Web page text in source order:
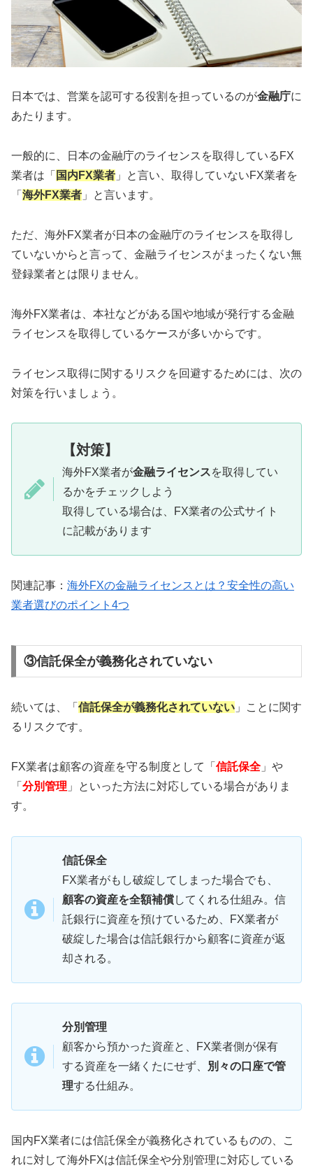
日本では、営業を認可する役割を担っているのが金融庁に
あたります。
一般的に、日本の金融庁のライセンスを取得しているFX
業者は「 国内FX業者 」と言い、取得していないFX業者を
「 海外FX業者 」と言います。
ただ、海外FX業者が日本の金融庁のライセンスを取得し
ていないからと言って、金融ライセンスがまったくない無
登録業者とは限りません。
海外FX業者は、本社などがある国や地域が発行する金融
ライセンスを取得しているケースが多いからです。
ライセンス取得に関するリスクを回避するためには、次の
対策を行いましょう。
【対策】
海外FX業者が金融ライセンスを取得してい
るかをチェックしよう
取得している場合は、FX業者の公式サイト
に記載があります
関連記事： 海外FXの金融ライセンスとは？安全性の高い
業者選びのポイント4つ
③信託保全が義務化されていない
続いては、「 信託保全が義務化されていない 」ことに関す
るリスクです。
FX業者は顧客の資産を守る制度として「 信託保全 」や
「 分別管理 」といった方法に対応している場合がありま
す。
信託保全
FX業者がもし破綻してしまった場合でも、
顧客の資産を全額補償してくれる仕組み。信
託銀行に資産を預けているため、FX業者が
破綻した場合は信託銀行から顧客に資産が返
却される。
分別管理
顧客から預かった資産と、FX業者側が保有
する資産を一緒くたにせず、 別々の口座で管
理する仕組み。
国内FX業者には信託保全が義務化されているものの、こ
れに対して海外FXは信託保全や分別管理に対応している